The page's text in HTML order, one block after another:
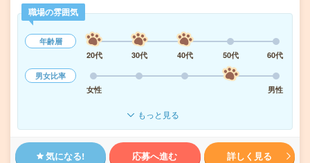
職場の雰囲気
年齢層
20代
30代 40代 50代
60代
男女比率
女性
男性
もっと見る
気になる! 応募へ進む 詳しく見る